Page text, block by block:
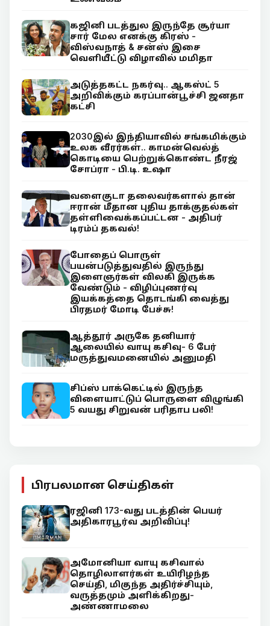
கஜினி படத்துல இருந்தே சூர்யா
சார் மேல எனக்கு கிரஸ் -
விஸ்வநாத் & சன்ஸ் இசை
வெளியீட்டு விழாவில் மமிதா
அடுத்தகட்ட நகர்வு.. ஆகஸ்ட் 5
அறிவிக்கும் கரப்பான்பூச்சி ஜனதா
கட்சி
2030இல் இந்தியாவில் சங்கமிக்கும்
உலக வீரர்கள்.. காமன்வெல்த்
கொடியை பெற்றுக்கொண்ட நீரஜ்
சோப்ரா - பி.டி. உஷா
வளைகுடா தலைவர்களால் தான்
ஈரான் மீதான புதிய தாக்குதல்கள்
தள்ளிவைக்கப்பட்டன - அதிபர்
டிரம்ப் தகவல்!
போதைப் பொருள்
பயன்படுத்துவதில் இருந்து
இளைஞர்கள் விலகி இருக்க
வேண்டும் - விழிப்புணர்வு
இயக்கத்தை தொடங்கி வைத்து
பிரதமர் மோடி பேச்சு!
ஆத்தூர் அருகே தனியார்
ஆலையில் வாயு கசிவு- 6 பேர்
மருத்துவமனையில் அனுமதி
சிப்ஸ் பாக்கெட்டில் இருந்த
விளையாட்டுப் பொருளை விழுங்கி
5 வயது சிறுவன் பரிதாப பலி!
பிரபலமான செய்திகள்
ரஜினி 173-வது படத்தின் பெயர்
அதிகாரபூர்வ அறிவிப்பு!
அமோனியா வாயு கசிவால்
தொழிலாளர்கள் உயிரிழந்த
செய்தி, மிகுந்த அதிர்ச்சியும்,
வருத்தமும் அளிக்கிறது-
அண்ணாமலை